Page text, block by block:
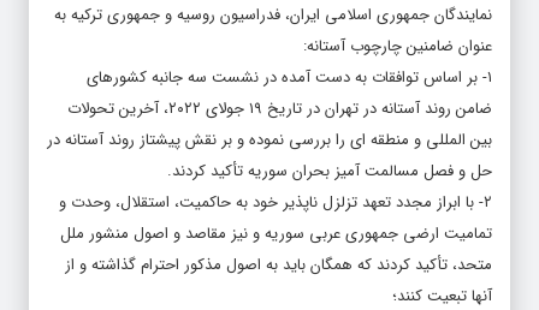
نمایندگان جمهوری اسلامی ایران، فدراسیون روسیه و جمهوری ترکیه به
عنوان ضامنین چارچوب آستانه:
۱- بر اساس توافقات به دست آمده در نشست سه جانبه کشورهای
ضامن روند آستانه در تهران در تاریخ ۱۹ جولای ۲۰۲۲، آخرین تحولات
بین المللی و منطقه ای را بررسی نموده و بر نقش پیشتاز روند آستانه در
حل و فصل مسالمت آمیز بحران سوریه تأکید کردند.
۲- با ابراز مجدد تعهد تزلزل ناپذیر خود به حاکمیت، استقلال، وحدت و
تمامیت ارضی جمهوری عربی سوریه و نیز مقاصد و اصول منشور ملل
متحد، تأکید کردند که همگان باید به اصول مذکور احترام گذاشته و از
آنها تبعیت کنند؛